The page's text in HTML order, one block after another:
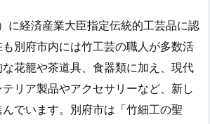
に経済産業大臣指定伝統的工芸品に認
別府市内には竹工芸の職人が多数活
花籠や茶道具、食器類に加え、現代
リア製品やアクセサリーなど、新し
でいます。別府市は「竹細工の聖